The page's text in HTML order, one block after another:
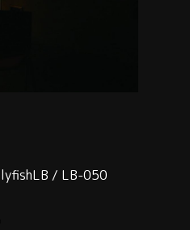
/ LB-050